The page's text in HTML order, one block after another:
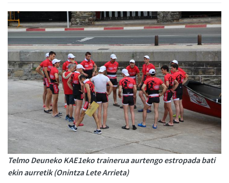
Telmo Deuneko KAE1eko trainerua aurtengo estropada bati
ekin aurretik (Onintza Lete Arrieta)